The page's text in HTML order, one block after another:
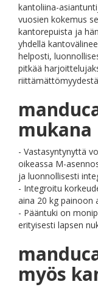
kantoliina-
vuosien kokemus
kantorepuista ja
yhdellä
helposti,
pitkää
mukana
- Vastasyntynyttä
oikeassa M-
ja luonnollisesti
- Integroitu
aina 20 kg painoon
- Pääntuki on
erityisesti lapsen
myös